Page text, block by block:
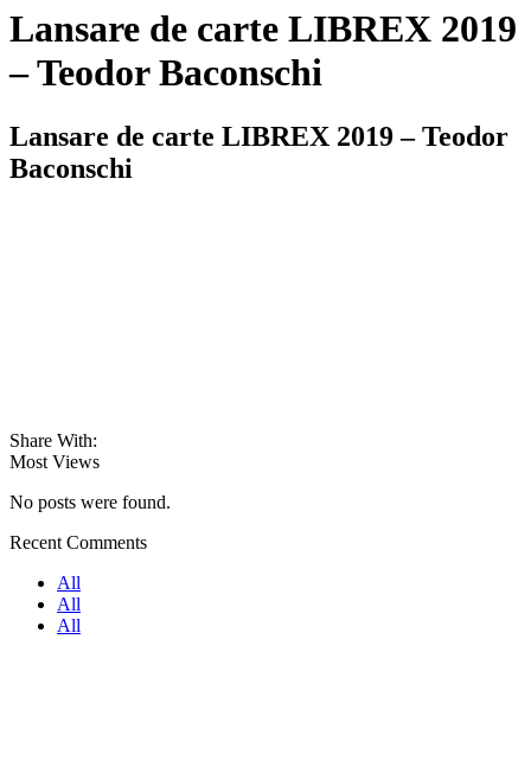
Lansare de carte LIBREX 2019
– Teodor Baconschi
Lansare de carte LIBREX 2019 – Teodor
Baconschi
Share With:
Most Views
No posts were found.
Recent Comments
All
All
All